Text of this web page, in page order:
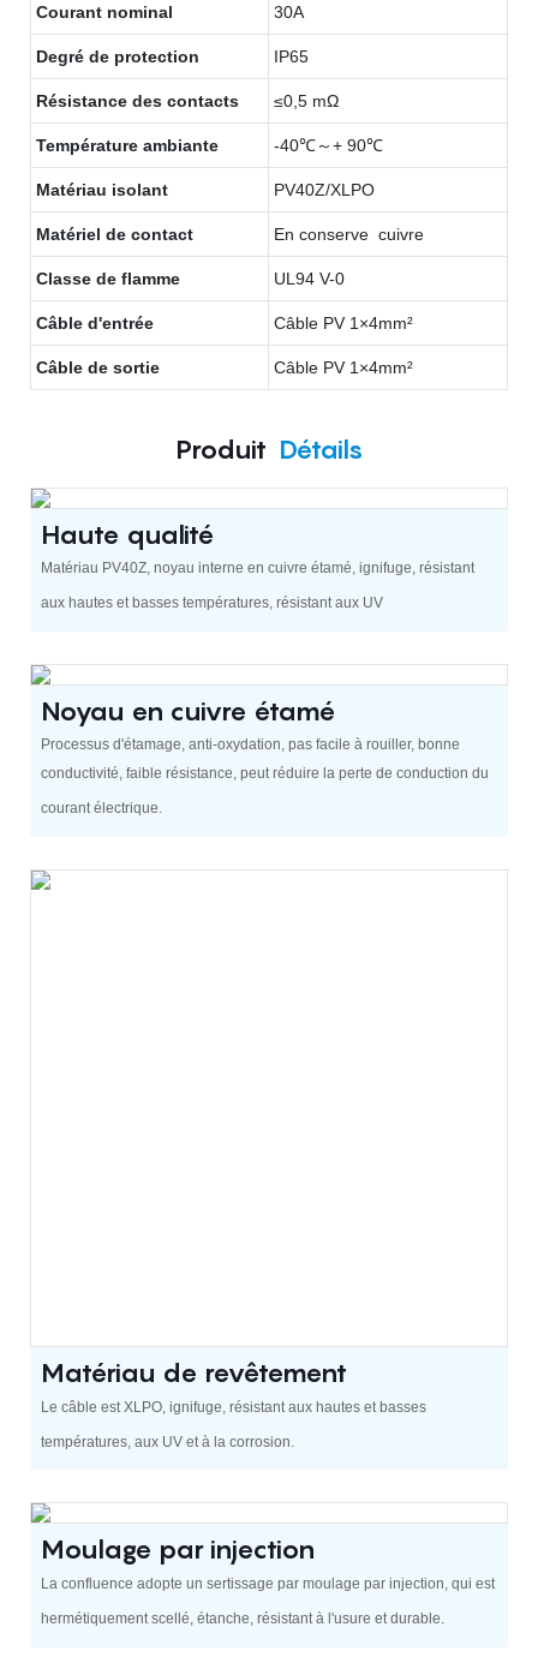
Courant nominal 30A
Degré de protection IP65
Résistance des contacts ≤0,5 mΩ
Température ambiante -40℃～+ 90℃
Matériau isolant PV40Z/XLPO
Matériel de contact En conserve cuivre
Classe de flamme UL94 V-0
Câble d'entrée Câble PV 1×4mm²
Câble de sortie Câble PV 1×4mm²
Produit Détails
Haute qualité
Matériau PV40Z, noyau interne en cuivre étamé, ignifuge, résistant
aux hautes et basses températures, résistant aux UV
Noyau en cuivre étamé
Processus d'étamage, anti-oxydation, pas facile à rouiller, bonne
conductivité, faible résistance, peut réduire la perte de conduction du
courant électrique.
Matériau de revêtement
Le câble est XLPO, ignifuge, résistant aux hautes et basses
températures, aux UV et à la corrosion.
Moulage par injection
La confluence adopte un sertissage par moulage par injection, qui est
hermétiquement scellé, étanche, résistant à l'usure et durable.